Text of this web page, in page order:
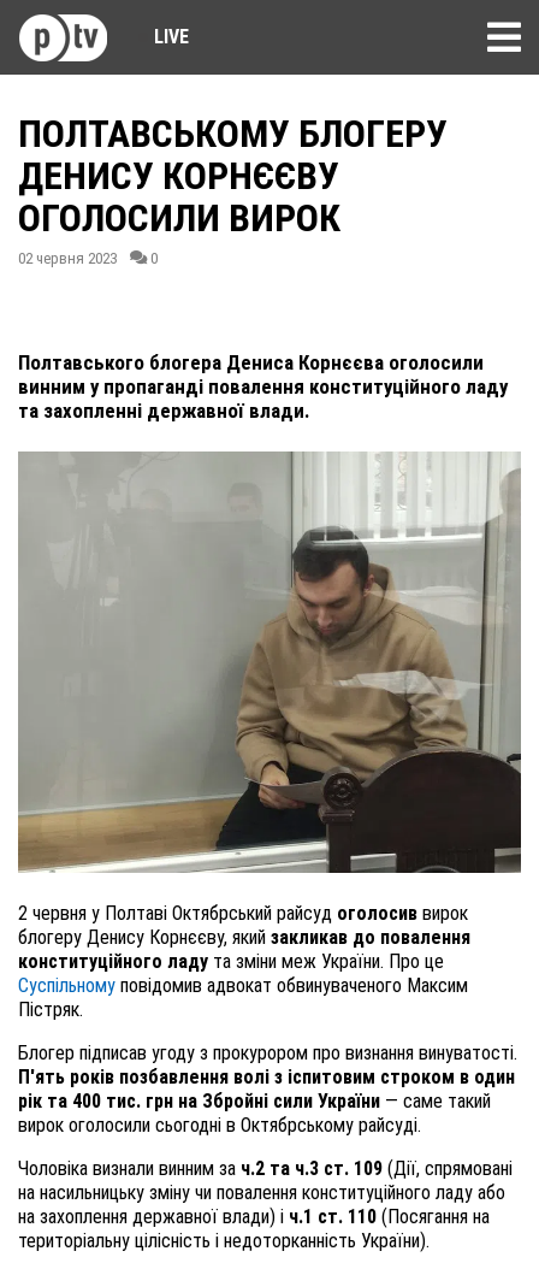
LIVE
ПОЛТАВСЬКОМУ БЛОГЕРУ
ДЕНИСУ КОРНЄЄВУ
ОГОЛОСИЛИ ВИРОК
02 червня 2023 0
Полтавського блогера Дениса Корнєєва оголосили
винним у пропаганді повалення конституційного ладу
та захопленні державної влади.
2 червня у Полтаві Октябрський райсуд оголосив вирок
блогеру Денису Корнєєву, який закликав до повалення
конституційного ладу та зміни меж України. Про це
Суспільному повідомив адвокат обвинуваченого Максим
Пістряк.
Блогер підписав угоду з прокурором про визнання винуватості.
П'ять років позбавлення волі з іспитовим строком в один
рік та 400 тис. грн на Збройні сили України — саме такий
вирок оголосили сьогодні в Октябрському райсуді.
Чоловіка визнали винним за ч.2 та ч.3 ст. 109 (Дії, спрямовані
на насильницьку зміну чи повалення конституційного ладу або
на захоплення державної влади) і ч.1 ст. 110 (Посягання на
територіальну цілісність і недоторканність України).